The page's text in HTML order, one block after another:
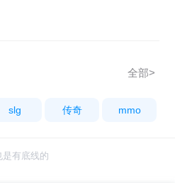
全部>
slg 传奇 mmo
是有底线的